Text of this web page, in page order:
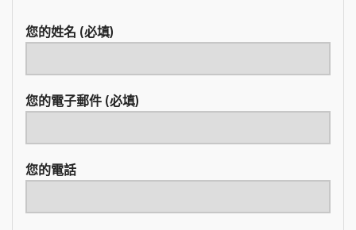
您的姓名 (必填)
您的電子郵件 (必填)
您的電話